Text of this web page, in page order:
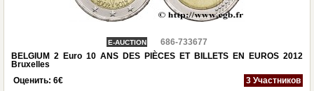
E-AUCTION
686-733677
BELGIUM 2 Euro 10 ANS DES PIÈCES ET BILLETS EN EUROS 2012
Bruxelles
Оценить: 6€ 3 Участников